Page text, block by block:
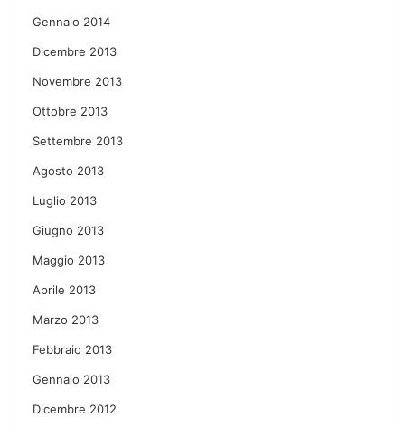
Gennaio 2014
Dicembre 2013
Novembre 2013
Ottobre 2013
Settembre 2013
Agosto 2013
Luglio 2013
Giugno 2013
Maggio 2013
Aprile 2013
Marzo 2013
Febbraio 2013
Gennaio 2013
Dicembre 2012